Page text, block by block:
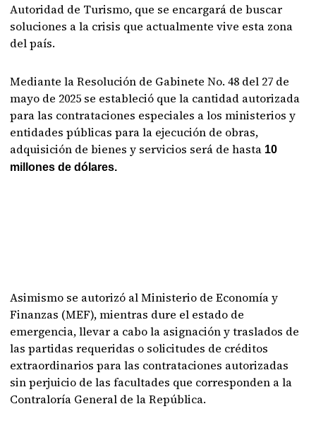
Autoridad de Turismo, que se encargará de buscar
soluciones a la crisis que actualmente vive esta zona
del país.
Mediante la Resolución de Gabinete No. 48 del 27 de
mayo de 2025 se estableció que la cantidad autorizada
para las contrataciones especiales a los ministerios y
entidades públicas para la ejecución de obras,
adquisición de bienes y servicios será de hasta 10
millones de dólares.
Asimismo se autorizó al Ministerio de Economía y
Finanzas (MEF), mientras dure el estado de
emergencia, llevar a cabo la asignación y traslados de
las partidas requeridas o solicitudes de créditos
extraordinarios para las contrataciones autorizadas
sin perjuicio de las facultades que corresponden a la
Contraloría General de la República.